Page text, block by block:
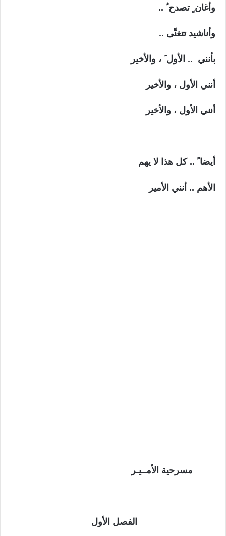
وأغان ٍ تصدح ُ ..
وأناشيد تتغنَّى ..
بأنني .. الأول َ ، والأخير
أنني الأول ، والأخير
أنني الأول ، والأخير
أيضا ً .. كل هذا لا يهم
الأهم .. أنني الأمير
مسرحية الأمــيـر
الفصل الأول